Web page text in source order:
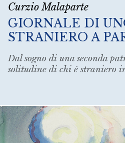
Curzio Malaparte
GIORNALE DI
STRANIERO A
Dal sogno di una seconda
solitudine di chi è straniero